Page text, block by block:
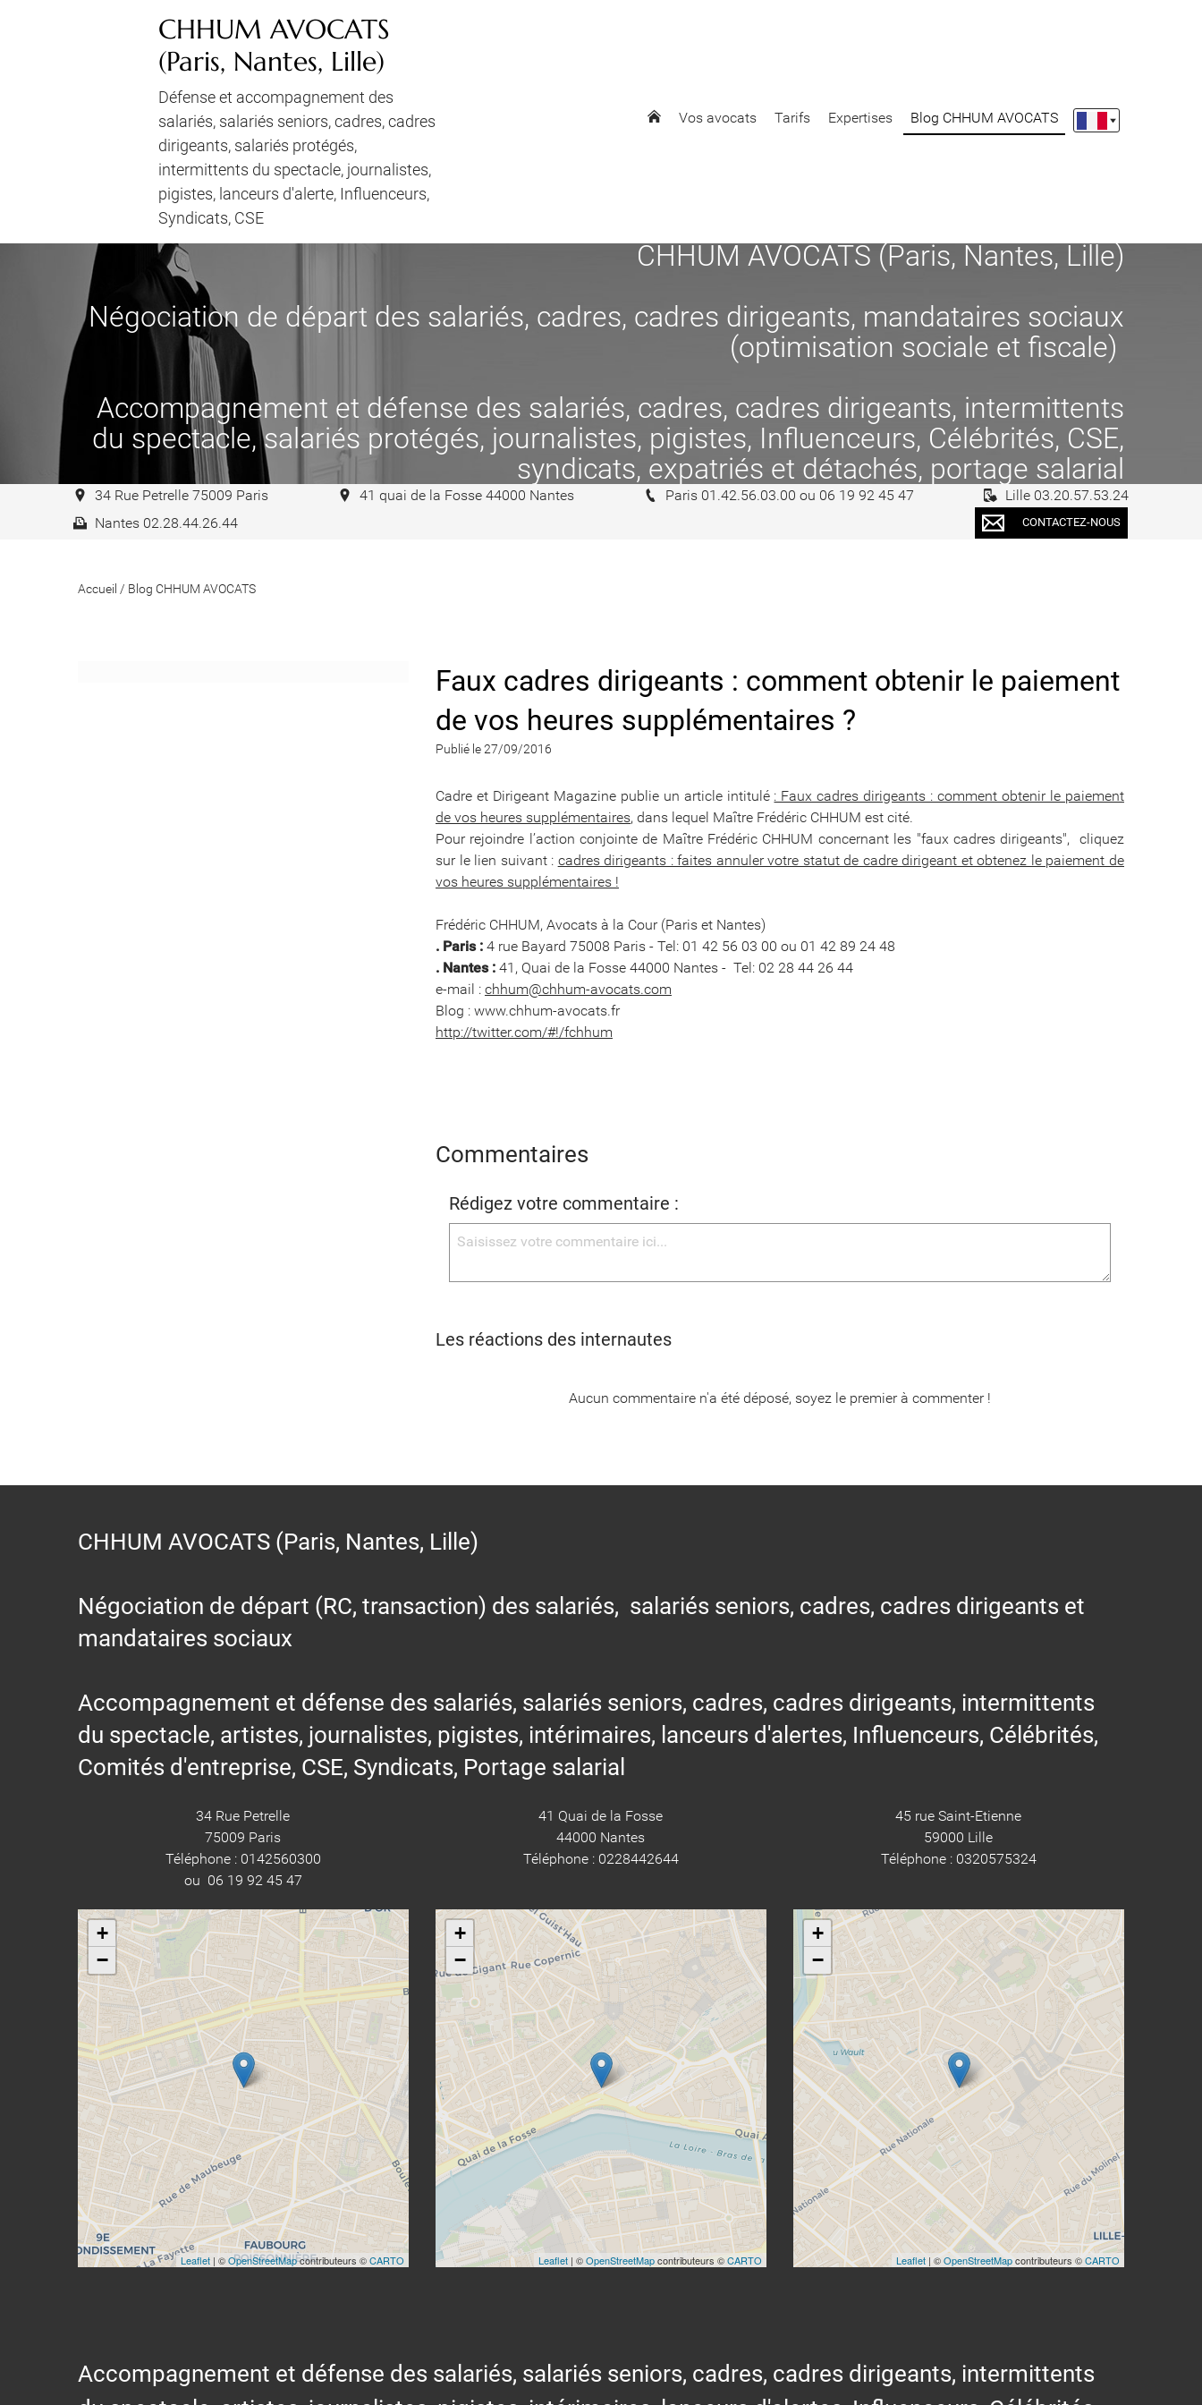
CHHUM AVOCATS
(Paris, Nantes, Lille)
Défense et accompagnement des
salariés, salariés seniors, cadres, cadres
dirigeants, salariés protégés,
intermittents du spectacle, journalistes,
pigistes, lanceurs d'alerte, Influenceurs,
Syndicats, CSE
Vos avocats Tarifs Expertises Blog CHHUM AVOCATS
CHHUM AVOCATS (Paris, Nantes, Lille)
Négociation de départ des salariés, cadres, cadres dirigeants, mandataires sociaux
(optimisation sociale et fiscale)
Accompagnement et défense des salariés, cadres, cadres dirigeants, intermittents
du spectacle, salariés protégés, journalistes, pigistes, Influenceurs, Célébrités, CSE,
syndicats, expatriés et détachés, portage salarial
34 Rue Petrelle 75009 Paris 41 quai de la Fosse 44000 Nantes Paris 01.42.56.03.00 ou 06 19 92 45 47
Lille 03.20.57.53.24
Nantes 02.28.44.26.44
CONTACTEZ-NOUS
Accueil / Blog CHHUM AVOCATS
Faux cadres dirigeants : comment obtenir le paiement
de vos heures supplémentaires ?
Publié le 27/09/2016
Cadre et Dirigeant Magazine publie un article intitulé : Faux cadres dirigeants : comment obtenir le paiement
de vos heures supplémentaires, dans lequel Maître Frédéric CHHUM est cité.
Pour rejoindre l’action conjointe de Maître Frédéric CHHUM concernant les "faux cadres dirigeants", cliquez
sur le lien suivant : cadres dirigeants : faites annuler votre statut de cadre dirigeant et obtenez le paiement de
vos heures supplémentaires !
Frédéric CHHUM, Avocats à la Cour (Paris et Nantes)
. Paris :4 rue Bayard 75008 Paris - Tel: 01 42 56 03 00 ou 01 42 89 24 48
. Nantes :41, Quai de la Fosse 44000 Nantes - Tel: 02 28 44 26 44
e-mail : chhum@chhum-avocats.com
Blog : www.chhum-avocats.fr
http://twitter.com/#!/fchhum
Commentaires
Rédigez votre commentaire :
Les réactions des internautes
Aucun commentaire n'a été déposé, soyez le premier à commenter !
CHHUM AVOCATS (Paris, Nantes, Lille)
Négociation de départ (RC, transaction) des salariés, salariés seniors, cadres, cadres dirigeants et
mandataires sociaux
Accompagnement et défense des salariés, salariés seniors, cadres, cadres dirigeants, intermittents
du spectacle, artistes, journalistes, pigistes, intérimaires, lanceurs d'alertes, Influenceurs, Célébrités,
Comités d'entreprise, CSE, Syndicats, Portage salarial
34 Rue Petrelle
75009 Paris
Téléphone : 0142560300
ou 06 19 92 45 47
+
−
Leaflet| ©OpenStreetMapcontributeurs ©CARTO
41 Quai de la Fosse
44000 Nantes
Téléphone : 0228442644
+
−
Leaflet| ©OpenStreetMapcontributeurs ©CARTO
45 rue Saint-Etienne
59000 Lille
Téléphone : 0320575324
+
−
Leaflet| ©OpenStreetMapcontributeurs ©CARTO
Accompagnement et défense des salariés, salariés seniors, cadres, cadres dirigeants, intermittents